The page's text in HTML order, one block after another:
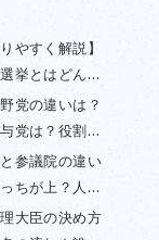
りやすく解説】
挙とはどんな
の？したらど
メリット・デ
を過去の事例
みていく
党の違いは？
党は？役割や
参議院選挙と
わかりやすく
参議院の違い
ちが上？人数
野党について
大臣の決め方